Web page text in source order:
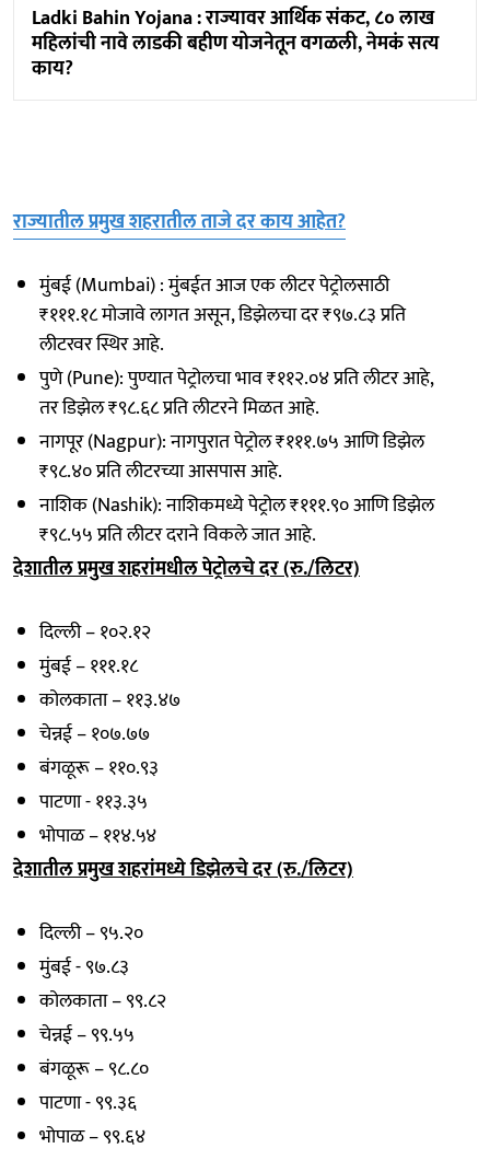
Ladki Bahin Yojana : राज्यावर आर्थिक संकट, ८० लाख
महिलांची नावे लाडकी बहीण योजनेतून वगळली, नेमकं सत्य
काय?
राज्यातील प्रमुख शहरातील ताजे दर काय आहेत?
मुंबई (Mumbai) : मुंबईत आज एक लीटर पेट्रोलसाठी
₹१११.१८ मोजावे लागत असून, डिझेलचा दर ₹९७.८३ प्रति
लीटरवर स्थिर आहे.
पुणे (Pune): पुण्यात पेट्रोलचा भाव ₹११२.०४ प्रति लीटर आहे,
तर डिझेल ₹९८.६८ प्रति लीटरने मिळत आहे.
नागपूर (Nagpur): नागपुरात पेट्रोल ₹१११.७५ आणि डिझेल
₹९८.४० प्रति लीटरच्या आसपास आहे.
नाशिक (Nashik): नाशिकमध्ये पेट्रोल ₹१११.९० आणि डिझेल
₹९८.५५ प्रति लीटर दराने विकले जात आहे.
देशातील प्रमुख शहरांमधील पेट्रोलचे दर (रु./लिटर)
दिल्ली – १०२.१२
मुंबई – १११.१८
कोलकाता – ११३.४७
चेन्नई – १०७.७७
बंगळूरू – ११०.९३
पाटणा - ११३.३५
भोपाळ – ११४.५४
देशातील प्रमुख शहरांमध्ये डिझेलचे दर (रु./लिटर)
दिल्ली – ९५.२०
मुंबई - ९७.८३
कोलकाता – ९९.८२
चेन्नई – ९९.५५
बंगळूरू – ९८.८०
पाटणा - ९९.३६
भोपाळ – ९९.६४